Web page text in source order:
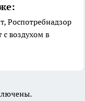
Роспотребнадзор
с воздухом в